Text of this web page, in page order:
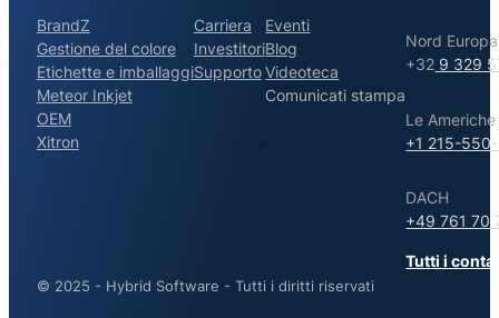
BrandZ
Gestione del colore
Etichette e imballaggi
Meteor Inkjet
OEM
Xitron
Carriera
Investitori
Supporto
Eventi
Blog
Videoteca
Comunicati stampa
Nord Europa
+32 9 329
Le Americhe
+1 215-
DACH
+49 761 70
Tutti i
© 2025 - Hybrid Software - Tutti i diritti riservati